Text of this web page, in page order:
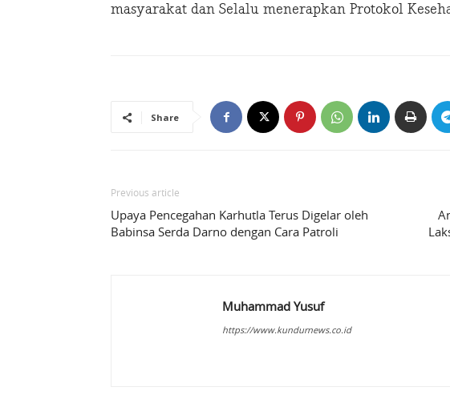
masyarakat dan Selalu menerapkan Protokol
Share
Previous article
Upaya Pencegahan Karhutla Terus Digelar oleh
Babinsa Serda Darno dengan Cara Patroli
Muhammad Yusuf
https://www.kundurnews.co.id